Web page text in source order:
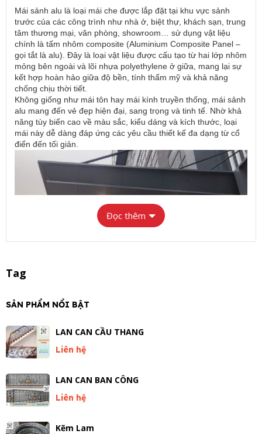
Mái sảnh alu là loại mái che được lắp đặt tại khu vực sảnh
trước của các công trình như nhà ở, biệt thự, khách sạn, trung
tâm thương mại, văn phòng, showroom… sử dụng vật liệu
chính là tấm nhôm composite (Aluminium Composite Panel –
gọi tắt là alu). Đây là loại vật liệu được cấu tạo từ hai lớp nhôm
mỏng bên ngoài và lõi nhựa polyethylene ở giữa, mang lại sự
kết hợp hoàn hảo giữa độ bền, tính thẩm mỹ và khả năng
chống chịu thời tiết.
Không giống như mái tôn hay mái kính truyền thống, mái sảnh
alu mang đến vẻ đẹp hiện đại, sang trọng và tinh tế. Nhờ khả
năng tùy biến cao về màu sắc, kiểu dáng và kích thước, loại
mái này dễ dàng đáp ứng các yêu cầu thiết kế đa dạng từ cổ
điển đến tối giản.
Thi công mái sảnh alu cho tòa nhà chung cư tại Hồ Chí
Minh
CẤU TẠO MÁI SẢNH ALU? ƯU NHƯỢC ĐIỂM
Một hệ mái sảnh alu hoàn chỉnh thường bao gồm các thành
phần chính sau: Khung Xương và Tấm ốp
1: Khung xương:
Là phần để thường được làm từ sắt hộp 25x25, 30x30…
Khung được gia công theo bản vẽ thiết kế, hàn chắc chắn
2: Tấm nhôm alu :
Đọc thêm
Tag
SẢN PHẨM NỔI BẬT
LAN CAN CẦU THANG
Liên hệ
LAN CAN BAN CÔNG
Liên hệ
Kẽm Lam